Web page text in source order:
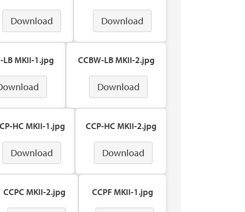
Download Download
LB MKII-1.jpg CCBW-LB MKII-2.jpg
Download
HC MKII-1.jpg
Download
CCP-HC MKII-2.jpg
Download
CCPC MKII-2.jpg CCPF MKII-1.jpg